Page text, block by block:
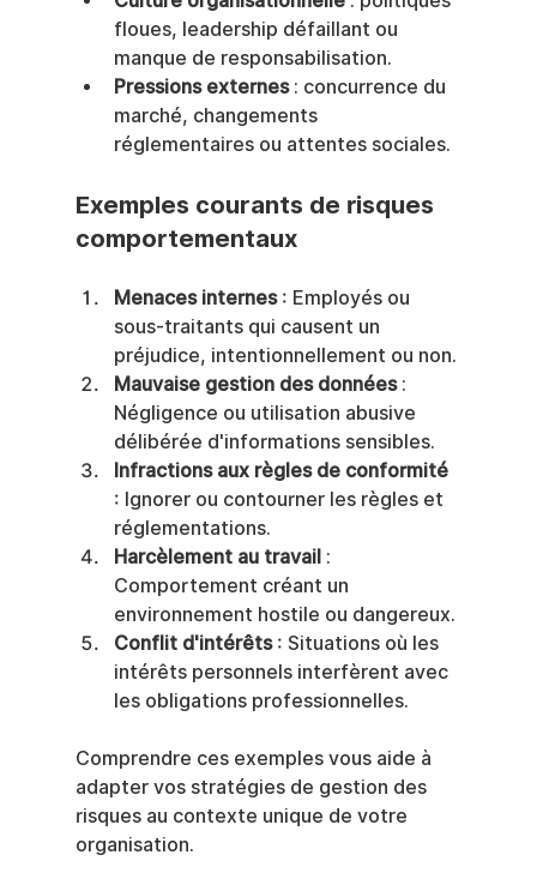
floues, leadership défaillant ou
manque de responsabilisation.
Pressions externes : concurrence du
marché, changements
réglementaires ou attentes sociales.
Exemples courants de risques
comportementaux
Menaces internes : Employés ou
sous-traitants qui causent un
préjudice, intentionnellement ou non.
Mauvaise gestion des données :
Négligence ou utilisation abusive
délibérée d'informations sensibles.
Infractions aux règles de conformité
: Ignorer ou contourner les règles et
réglementations.
Harcèlement au travail :
Comportement créant un
environnement hostile ou dangereux.
Conflit d'intérêts : Situations où les
intérêts personnels interfèrent avec
les obligations professionnelles.
Comprendre ces exemples vous aide à
adapter vos stratégies de gestion des
risques au contexte unique de votre
organisation.